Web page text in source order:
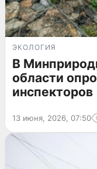
ЭКОЛОГИЯ
В
области
инспекторов
13 июня, 2026, 07:50